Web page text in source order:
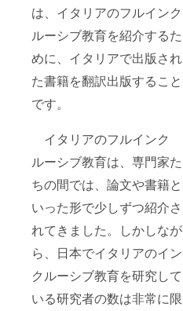
は、イタリアのフルインク
ルーシブ教育を紹介するた
めに、イタリアで出版され
た書籍を翻訳出版すること
です。
イタリアのフルインク
ルーシブ教育は、専門家た
ちの間では、論文や書籍と
いった形で少しずつ紹介さ
れてきました。しかしなが
ら、日本でイタリアのイン
クルーシブ教育を研究して
いる研究者の数は非常に限